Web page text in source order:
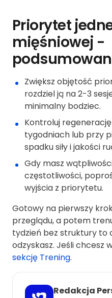
Priorytet
mięśniowej -
Zwiększ objętość
rozdziel ją na 2-3
minimalny bodziec.
Kontroluj
tygodniach lub przy
spadku siły i jakości
Gdy masz
częstotliwości,
wyjścia z priorytetu.
Gotowy na pierwszy
przeglądu, a potem
tydzień bez struktury to
odzyskasz. Jeśli chcesz
sekcję Trening.
Redakcja